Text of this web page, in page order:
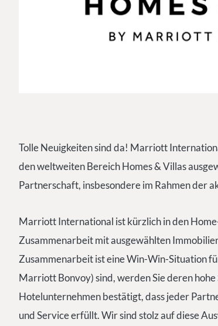
Tolle Neuigkeiten sind da! Marriott
den weltweiten Bereich Homes & Villas
Partnerschaft, insbesondere im Rahmen der
Marriott International ist kürzlich in den
Zusammenarbeit mit ausgewählten
Zusammenarbeit ist eine Win-Win-Situation
Marriott Bonvoy) sind, werden Sie deren
Hotelunternehmen bestätigt, dass jeder
und Service erfüllt. Wir sind stolz auf diese